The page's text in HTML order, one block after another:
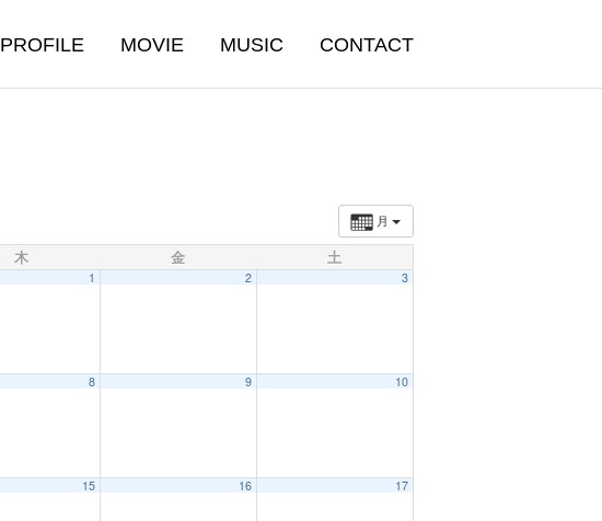
PROFILE MOVIE MUSIC CONTACT
月
木 金 土
1 2 3
8 9 10
15 16 17